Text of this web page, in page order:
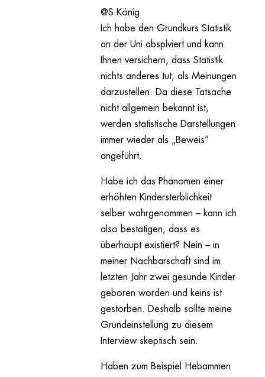
@S.König
Ich habe den Grundkurs Statistik
an der Uni absplviert und kann
Ihnen versichern, dass Statistik
nichts anderes tut, als Meinungen
darzustellen. Da diese Tatsache
nicht allgemein bekannt ist,
werden statistische Darstellungen
immer wieder als „Beweis“
angeführt.
Habe ich das Phänomen einer
erhöhten Kindersterblichkeit
selber wahrgenommen – kann ich
also bestätigen, dass es
überhaupt existiert? Nein – in
meiner Nachbarschaft sind im
letzten Jahr zwei gesunde Kinder
geboren worden und keins ist
gestorben. Deshalb sollte meine
Grundeinstellung zu diesem
Interview skeptisch sein.
Haben zum Beispiel Hebammen